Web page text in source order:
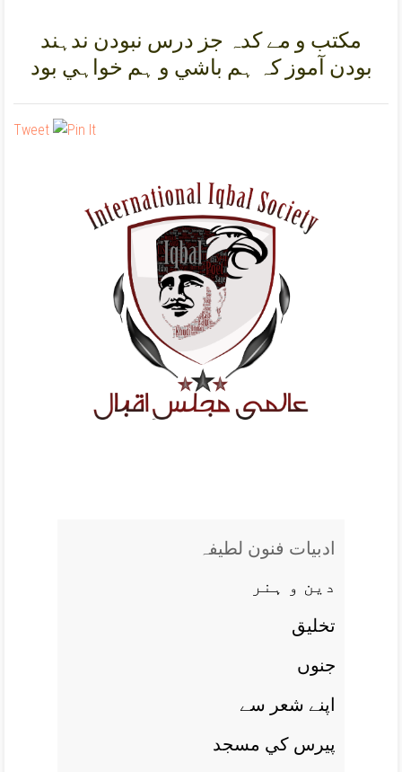
مکتب و مے کدہ جز درس نبودن ندہند
بودن آموز کہ ہم باشي و ہم خواہي بود
Tweet
ادبيات فنون لطيفہ
دين و ہنر
تخليق
جنوں
اپنے شعر سے
پيرس کي مسجد